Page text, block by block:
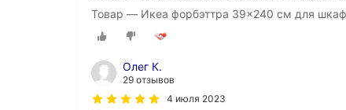
Товар — Икеа форбэттра 39x240 см для
Олег К.
29 отзывов
4 июля 2023